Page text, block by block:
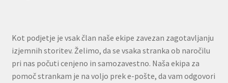
Kot podjetje je vsak član naše ekipe zavezan zagotavljanju
izjemnih storitev. Želimo, da se vsaka stranka ob naročilu
pri nas počuti cenjeno in samozavestno. Naša ekipa za
pomoč strankam je na voljo prek e-pošte, da vam odgovori